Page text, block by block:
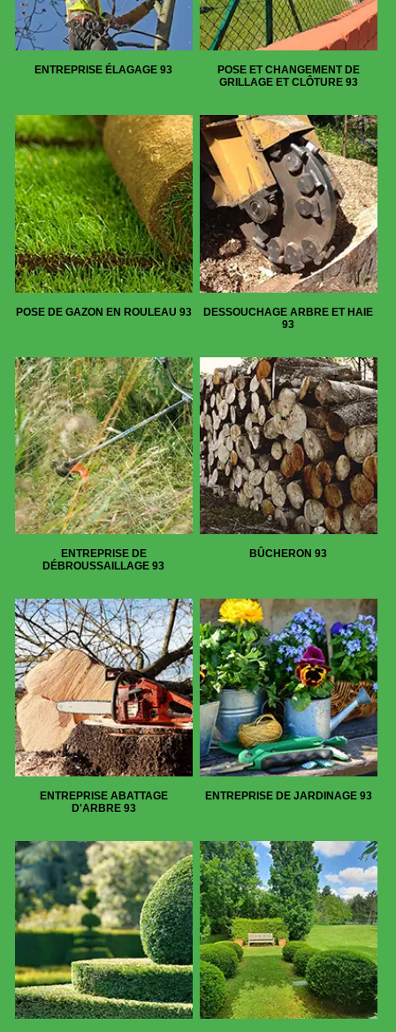
ENTREPRISE ÉLAGAGE 93
POSE ET CHANGEMENT DE
GRILLAGE ET CLÔTURE 93
POSE DE GAZON EN ROULEAU 93
DESSOUCHAGE ARBRE ET HAIE
93
ENTREPRISE DE
DÉBROUSSAILLAGE 93
BÛCHERON 93
ENTREPRISE ABATTAGE
D'ARBRE 93
ENTREPRISE DE JARDINAGE 93